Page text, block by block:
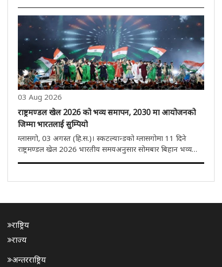
घोषणा गरिएको थियो। अनुभवी फास्ट बलर टायला भ्लामिन्क र डार्सी
ब्राउनले टोलीको पेस आक्रमणको नेतृत्व गर्नेछन्। यो भ्रमण तीन
हप्तास..
03 Aug 2026
राष्ट्रमण्डल खेल 2026 को भव्य समापन, 2030 मा आयोजनको
जिम्मा भारतलाई सुम्पियो
ग्लासगो, 03 अगस्त (हि.स.)। स्कटल्यान्डको ग्लासगोमा 11 दिने
राष्ट्रमण्डल खेल 2026 भारतीय समयअनुसार सोमबार बिहान भव्य
समारोहका साथ सम्पन्न भयो। यससँगै भारतले 2030 को राष्ट्रमण्डल
छ। समापन..
राष्ट्रिय
राज्य
अन्तरराष्ट्रिय